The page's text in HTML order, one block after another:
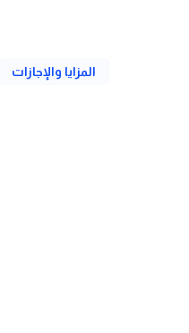
المزايا والإجازات